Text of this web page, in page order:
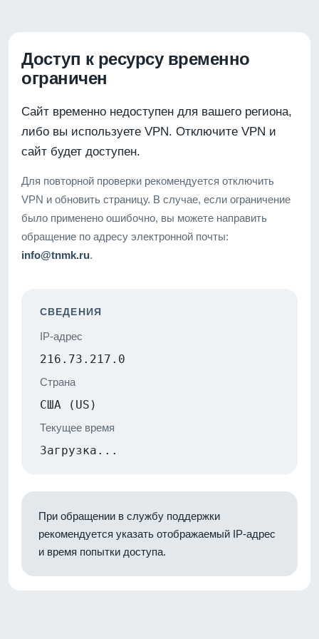
Доступ к ресурсу временно
ограничен
Сайт временно недоступен для вашего региона,
либо вы используете VPN. Отключите VPN и
сайт будет доступен.
Для повторной проверки рекомендуется отключить
VPN и обновить страницу. В случае, если ограничение
было применено ошибочно, вы можете направить
обращение по адресу электронной почты:
info@tnmk.ru.
СВЕДЕНИЯ
IP-адрес
216.73.217.0
Страна
США (US)
Текущее время
Загрузка...
При обращении в службу поддержки
рекомендуется указать отображаемый IP-адрес
и время попытки доступа.